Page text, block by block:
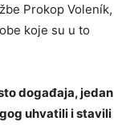
Prokop Voleník,
koje su u to
događaja, jedan
uhvatili i stavili